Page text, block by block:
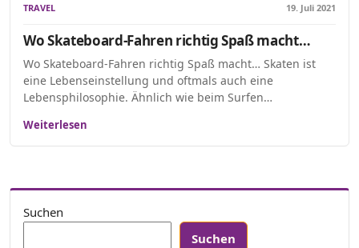
TRAVEL 19. Juli 2021
Wo Skateboard-Fahren richtig Spaß macht…
Wo Skateboard-Fahren richtig Spaß macht… Skaten ist
eine Lebenseinstellung und oftmals auch eine
Lebensphilosophie. Ähnlich wie beim Surfen…
Weiterlesen
Suchen
Suchen